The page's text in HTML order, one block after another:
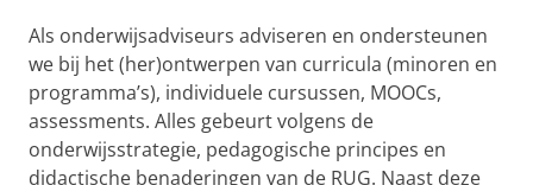
Als onderwijsadviseurs adviseren en ondersteunen
we bij het (her)ontwerpen van curricula (minoren en
programma’s), individuele cursussen, MOOCs,
assessments. Alles gebeurt volgens de
onderwijsstrategie, pedagogische principes en
didactische benaderingen van de RUG. Naast deze